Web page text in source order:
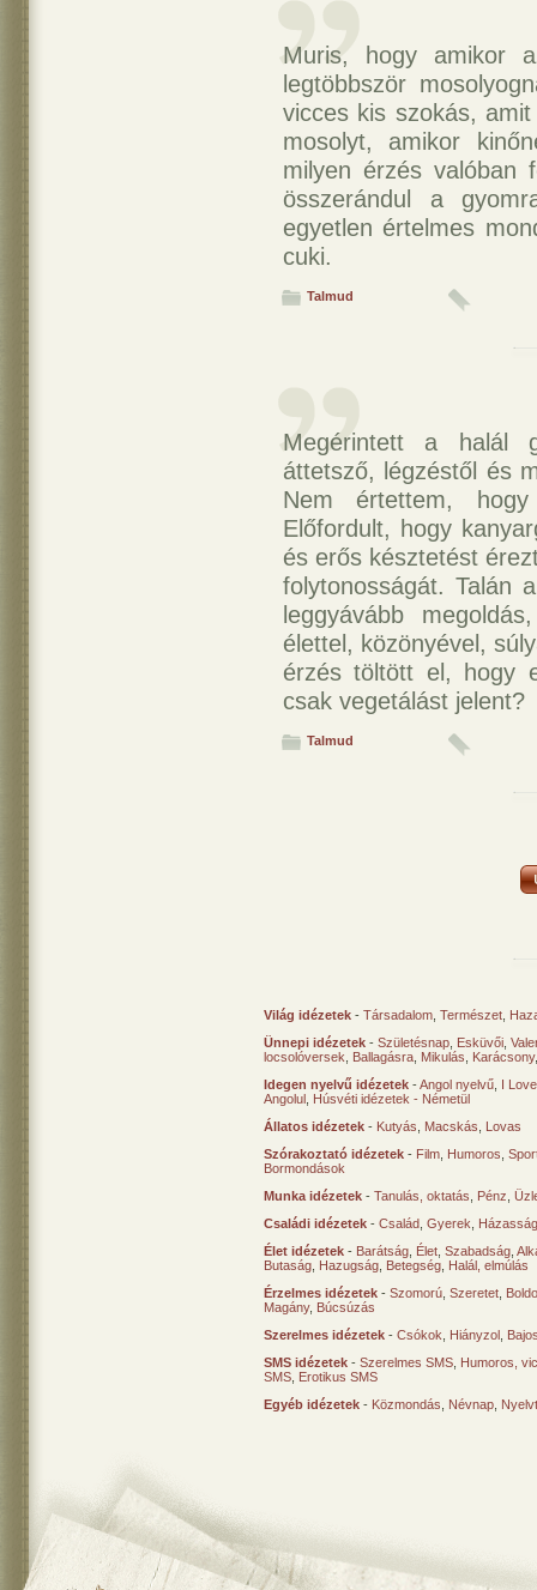
Muris, hogy amikor
legtöbbször
vicces kis szokás,
mosolyt, amikor
milyen érzés valóban
összerándul a
egyetlen értelmes
cuki.
Talmud
Megérintett a halál
áttetsző, légzéstől és
Nem értettem,
Előfordult, hogy
és erős késztetést
folytonosságát. Talán
leggyávább
élettel, közönyével,
érzés töltött el, hogy
csak vegetálást jelent?
Talmud
Világ idézetek - Társadalom Természet
Ünnepi idézetek - Születésnap Esküvői
locsolóversek
Ballagásra Mikulás Karácsony
Idegen nyelvű idézetek -Angol nyelvű I
Angolul Húsvéti idézetek - Németül
Állatos idézetek - Kutyás Macskás
Lovas
Szórakoztató idézetek - Film Humoros
Bormondások
Munka idézetek - Tanulás, oktatás Pénz
Családi idézetek - Család Gyerek
Élet idézetek - Barátság Élet Szabadság
Butaság Hazugság Betegség Halál, elmúlás
Érzelmes idézetek - Szomorú Szeretet
Magány, Búcsúzás
Szerelmes idézetek - Csókok Hiányzol
SMS idézetek - Szerelmes SMS Humoros,
SMS Erotikus SMS
Egyéb idézetek - Közmondás Névnap